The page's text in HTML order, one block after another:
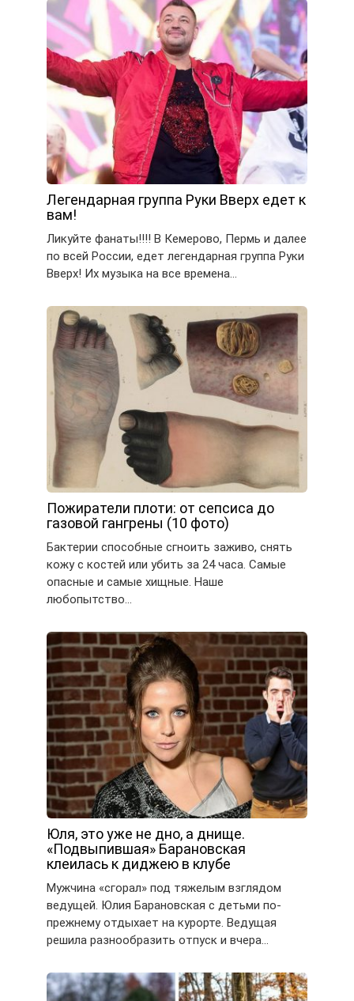
Легендарная группа Руки Вверх едет к
вам!
Ликуйте фанаты!!!! В Кемерово, Пермь и далее
по всей России, едет легендарная группа Руки
Вверх! Их музыка на все времена…
Пожиратели плоти: от сепсиса до
газовой гангрены (10 фото)
Бактерии способные сгноить заживо, снять
кожу с костей или убить за 24 часа. Самые
опасные и самые хищные. Наше
любопытство…
Юля, это уже не дно, а днище.
«Подвыпившая» Барановская
клеилась к диджею в клубе
Мужчина «сгорал» под тяжелым взглядом
ведущей. Юлия Барановская с детьми по-
прежнему отдыхает на курорте. Ведущая
решила разнообразить отпуск и вчера…